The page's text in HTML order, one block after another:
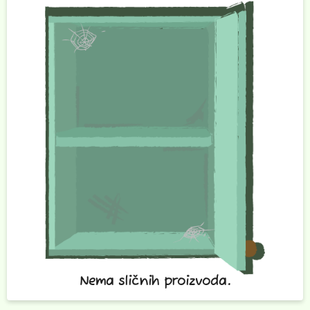
Nema sličnih proizvoda.